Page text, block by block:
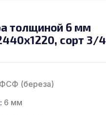
толщиной 6 мм
сорт 3/4
ФСФ (береза)
6 мм